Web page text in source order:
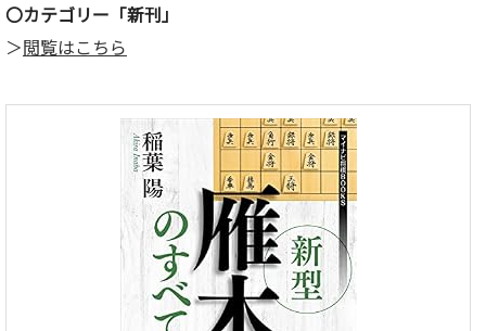
〇カテゴリー「新刊」
＞ 閲覧はこちら